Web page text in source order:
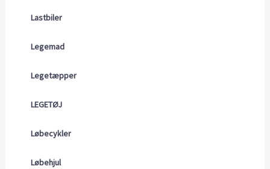
Lastbiler
Legemad
Legetæpper
LEGETØJ
Løbecykler
Løbehjul